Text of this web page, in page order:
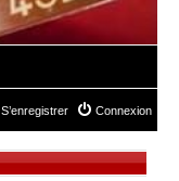
Connexion
S’enregistrer